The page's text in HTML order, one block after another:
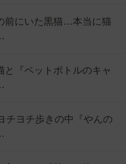
前にいた黒猫…本当に猫
『ペットボトルのキャ
ヨチ歩きの中『やんの